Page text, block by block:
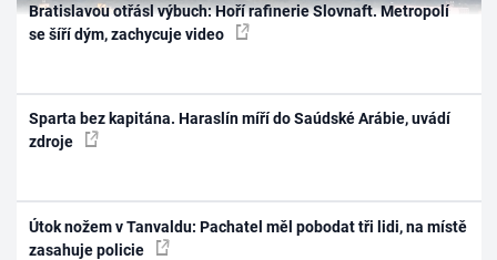
Bratislavou otřásl výbuch: Hoří rafinerie Slovnaft. Metropolí
se šíří dým, zachycuje video
Sparta bez kapitána. Haraslín míří do Saúdské Arábie, uvádí
zdroje
Útok nožem v Tanvaldu: Pachatel měl pobodat tři lidi, na místě
zasahuje policie